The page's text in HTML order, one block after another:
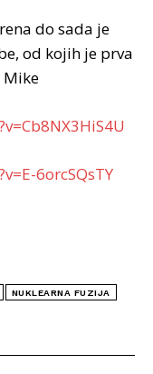
do sada je
od kojih je prva
Mike
6orcSQsTY
NUKLEARNA FUZIJA